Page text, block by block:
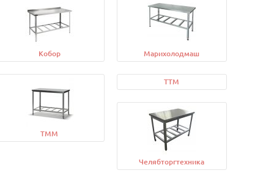
Кобор Марихолодмаш
ТММ
ТТМ
Челябторгтехника